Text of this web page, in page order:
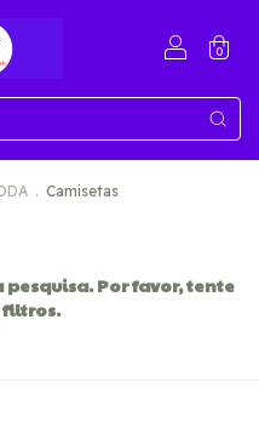
0
. Camisetas
Por favor, tente
filtros.